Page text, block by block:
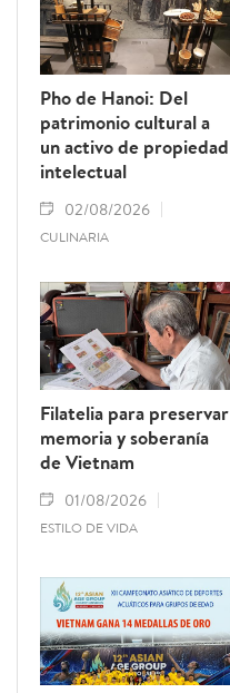
Pho de Hanoi: Del
patrimonio cultural a
un activo de propiedad
intelectual
02/08/2026
CULINARIA
Filatelia para preservar
memoria y soberanía
de Vietnam
01/08/2026
ESTILO DE VIDA